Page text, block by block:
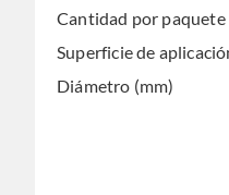
Cantidad por paquete
Superficie de
Diámetro (mm)